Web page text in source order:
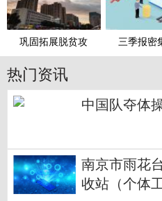
巩固拓展脱贫攻 三季报密
热门资讯
中国队夺体
南京市雨花
收站（个体